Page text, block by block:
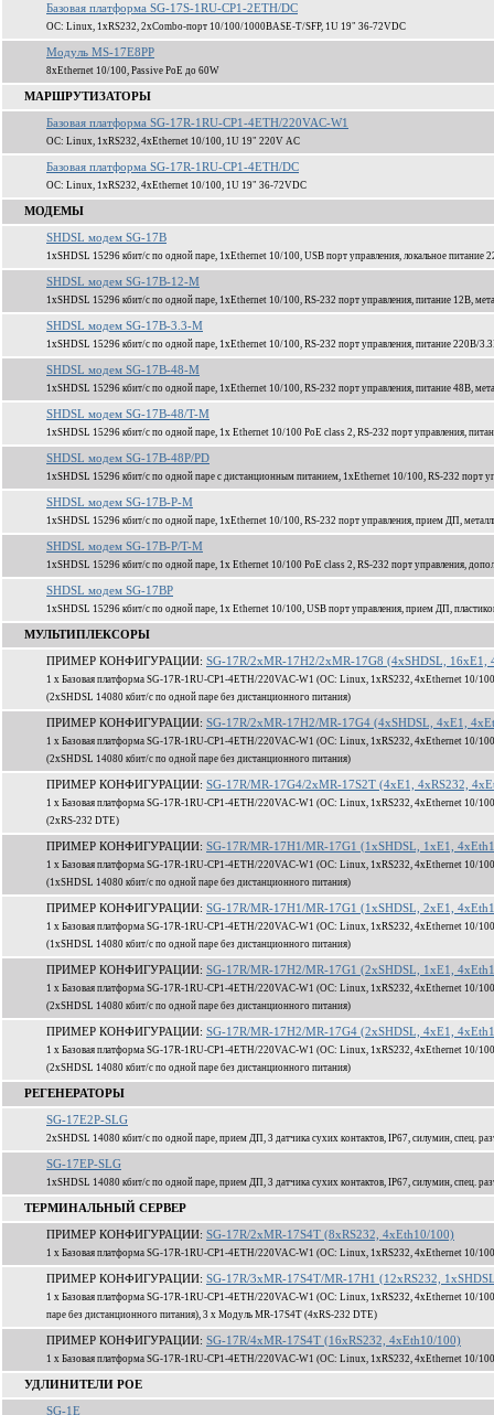
Базовая платформа SG-17S-1RU-CP1-2ETH/DC
ОС: Linux, 1xRS232, 2xCombo-порт 10/100/1000BASE-T/SFP, 1U 19" 36-72VDC
Модуль MS-17E8PP
8xEthernet 10/100, Passive PoE до 60W
МАРШРУТИЗАТОРЫ
Базовая платформа SG-17R-1RU-CP1-4ETH/220VAC-W1
ОС: Linux, 1xRS232, 4xEthernet 10/100, 1U 19" 220V AC
Базовая платформа SG-17R-1RU-CP1-4ETH/DC
ОС: Linux, 1xRS232, 4xEthernet 10/100, 1U 19" 36-72VDC
МОДЕМЫ
SHDSL модем SG-17B
1xSHDSL 15296 кбит/c по одной паре, 1xEthernet 10/100, USB порт управления, локальное питание
SHDSL модем SG-17B-12-M
1xSHDSL 15296 кбит/c по одной паре, 1xEthernet 10/100, RS-232 порт управления, питание 12В,
SHDSL модем SG-17B-3.3-M
1xSHDSL 15296 кбит/c по одной паре, 1xEthernet 10/100, RS-232 порт управления, питание 220В/
SHDSL модем SG-17B-48-M
1xSHDSL 15296 кбит/c по одной паре, 1xEthernet 10/100, RS-232 порт управления, питание 48В,
SHDSL модем SG-17B-48/T-M
1xSHDSL 15296 кбит/c по одной паре, 1x Ethernet 10/100 PoE class 2, RS-232 порт управления,
SHDSL модем SG-17B-48P/PD
1xSHDSL 15296 кбит/c по одной паре с дистанционным питанием, 1xEthernet 10/100, RS-232 порт
SHDSL модем SG-17B-P-M
1xSHDSL 15296 кбит/c по одной паре, 1xEthernet 10/100, RS-232 порт управления, прием ДП,
SHDSL модем SG-17B-P/T-M
1xSHDSL 15296 кбит/c по одной паре, 1x Ethernet 10/100 PoE class 2, RS-232 порт управления,
SHDSL модем SG-17BP
1xSHDSL 15296 кбит/c по одной паре, 1x Ethernet 10/100, USB порт управления, прием ДП,
МУЛЬТИПЛЕКСОРЫ
ПРИМЕР КОНФИГУРАЦИИ: SG-17R/2xMR-17H2/2xMR-17G8 (4xSHDSL, 16xE1,
1 x Базовая платформа SG-17R-1RU-CP1-4ETH/220VAC-W1 (ОС: Linux, 1xRS232, 4xEthernet 10/
(2xSHDSL 14080 кбит/c по одной паре без дистанционного питания)
ПРИМЕР КОНФИГУРАЦИИ: SG-17R/2xMR-17H2/MR-17G4 (4xSHDSL, 4xE1,
1 x Базовая платформа SG-17R-1RU-CP1-4ETH/220VAC-W1 (ОС: Linux, 1xRS232, 4xEthernet 10/
(2xSHDSL 14080 кбит/c по одной паре без дистанционного питания)
ПРИМЕР КОНФИГУРАЦИИ: SG-17R/MR-17G4/2xMR-17S2T (4xE1, 4xRS232,
1 x Базовая платформа SG-17R-1RU-CP1-4ETH/220VAC-W1 (ОС: Linux, 1xRS232, 4xEthernet 10/
(2xRS-232 DTE)
ПРИМЕР КОНФИГУРАЦИИ: SG-17R/MR-17H1/MR-17G1 (1xSHDSL, 1xE1,
1 x Базовая платформа SG-17R-1RU-CP1-4ETH/220VAC-W1 (ОС: Linux, 1xRS232, 4xEthernet 10/
(1xSHDSL 14080 кбит/c по одной паре без дистанционного питания)
ПРИМЕР КОНФИГУРАЦИИ: SG-17R/MR-17H1/MR-17G1 (1xSHDSL, 2xE1,
1 x Базовая платформа SG-17R-1RU-CP1-4ETH/220VAC-W1 (ОС: Linux, 1xRS232, 4xEthernet 10/
(1xSHDSL 14080 кбит/c по одной паре без дистанционного питания)
ПРИМЕР КОНФИГУРАЦИИ: SG-17R/MR-17H2/MR-17G1 (2xSHDSL, 1xE1,
1 x Базовая платформа SG-17R-1RU-CP1-4ETH/220VAC-W1 (ОС: Linux, 1xRS232, 4xEthernet 10/
(2xSHDSL 14080 кбит/c по одной паре без дистанционного питания)
ПРИМЕР КОНФИГУРАЦИИ: SG-17R/MR-17H2/MR-17G4 (2xSHDSL, 4xE1,
1 x Базовая платформа SG-17R-1RU-CP1-4ETH/220VAC-W1 (ОС: Linux, 1xRS232, 4xEthernet 10/
(2xSHDSL 14080 кбит/c по одной паре без дистанционного питания)
РЕГЕНЕРАТОРЫ
SG-17E2P-SLG
2xSHDSL 14080 кбит/c по одной паре, прием ДП, 3 датчика сухих контактов, IP67, силумин, спец.
SG-17EP-SLG
1xSHDSL 14080 кбит/c по одной паре, прием ДП, 3 датчика сухих контактов, IP67, силумин, спец.
ТЕРМИНАЛЬНЫЙ СЕРВЕР
ПРИМЕР КОНФИГУРАЦИИ: SG-17R/2xMR-17S4T (8xRS232, 4xEth10/100)
1 x Базовая платформа SG-17R-1RU-CP1-4ETH/220VAC-W1 (ОС: Linux, 1xRS232, 4xEthernet 10/
ПРИМЕР КОНФИГУРАЦИИ: SG-17R/3xMR-17S4T/MR-17H1 (12xRS232,
1 x Базовая платформа SG-17R-1RU-CP1-4ETH/220VAC-W1 (ОС: Linux, 1xRS232, 4xEthernet 10/
паре без дистанционного питания), 3 x Модуль MR-17S4T (4xRS-232 DTE)
ПРИМЕР КОНФИГУРАЦИИ: SG-17R/4xMR-17S4T (16xRS232, 4xEth10/100)
1 x Базовая платформа SG-17R-1RU-CP1-4ETH/220VAC-W1 (ОС: Linux, 1xRS232, 4xEthernet 10/
УДЛИНИТЕЛИ POE
SG-1E